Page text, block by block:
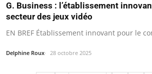
G. Business : l’établissement
secteur des jeux vidéo
EN BREF Établissement innovant pour le
Delphine Roux 28 octobre 2025